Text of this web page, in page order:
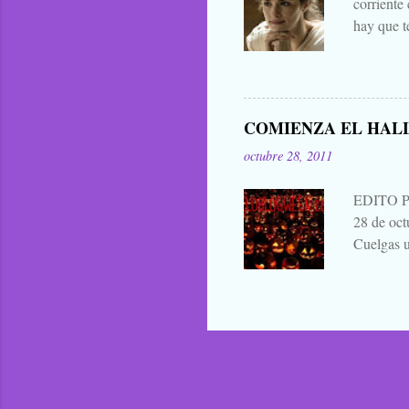
hay que
decir
que para
COMIENZA EL
octubre 28, 2011
EDITO
28 de
Cuelgas
a